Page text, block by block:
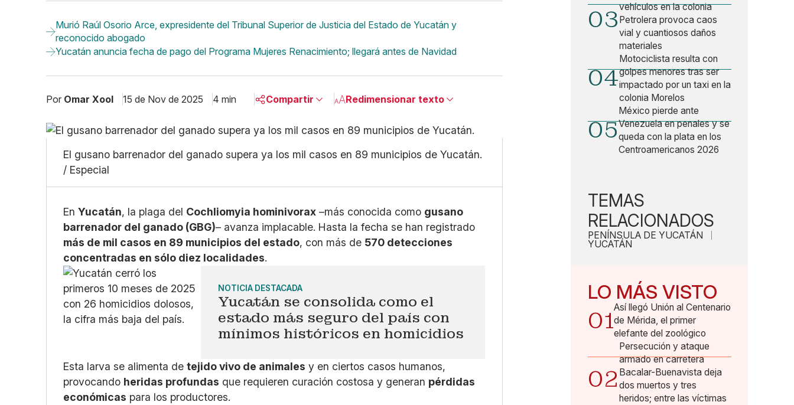
Murió Raúl Osorio Arce, expresidente del Tribunal Superior de Justicia del Estado de Yucatán y
reconocido abogado
Yucatán anuncia fecha de pago del Programa Mujeres Renacimiento; llegará antes de Navidad
Por Omar Xool 15 de Nov de 2025 4 min Compartir
Linkedin
Facebook
Copiar enlace
Redimensionar texto
Pequeño
Grande
El gusano barrenador del ganado supera ya los mil casos en 89 municipios de Yucatán.
/ Especial
EnYucatán, la plaga del Cochliomyia hominivorax –más conocida como gusano
barrenador del ganado (GBG)– avanza implacable. Hasta la fecha se han registrado
más de mil casos en 89 municipios del estado, con más de 570 detecciones
concentradas en sólo diez localidades.
NOTICIA DESTACADA
Yucatán se consolida como el
estado más seguro del país con
mínimos históricos en homicidios
Esta larva se alimenta detejido vivo de animales y en ciertos casos humanos,
provocando heridas profundas que requieren curación costosa y generan pérdidas
económicas para los productores.
03vehículos en la colonia
Petrolera provoca caos
vial y cuantiosos daños
materiales
04
Motociclista resulta con
golpes menores tras ser
impactado por un taxi en la
colonia Morelos
05
México pierde ante
Venezuela en penales y se
queda con la plata en los
Centroamericanos 2026
TEMAS
RELACIONADOS
PENÍNSULA DE YUCATÁN
YUCATÁN
LO MÁS VISTO
01Así llegó Unión al Centenario
de Mérida, el primer
elefante del zoológico
02
Persecución y ataque
armado en carretera
Bacalar-Buenavista deja
dos muertos y tres
heridos; entre las víctimas